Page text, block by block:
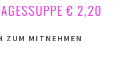
€ 2,20
ZUM MITNEHMEN